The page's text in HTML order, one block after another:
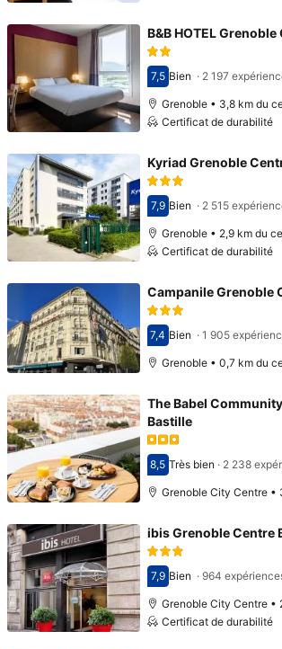
B&B HOTEL
Avec une note de 7,5
7,5 Bien · 2 197
Grenoble • 3,8 km du
Certificat de durabilité
Kyriad Grenoble
Avec une note de 7,9
7,9 Bien · 2 515
Grenoble • 2,9 km du
Certificat de durabilité
Campanile Grenoble
Avec une note de 7,4
7,4 Bien · 1 905
Grenoble • 0,7 km du
The Babel
Bastille
Avec une note de 8,5
8,5 Très bien · 2 238
Grenoble City Centre •
ibis Grenoble Centre
Avec une note de 7,9
7,9 Bien · 964
Grenoble City Centre •
Certificat de durabilité